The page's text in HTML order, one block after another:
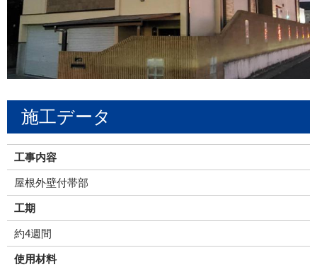
施工データ
工事内容
屋根外壁付帯部
工期
約4週間
使用材料